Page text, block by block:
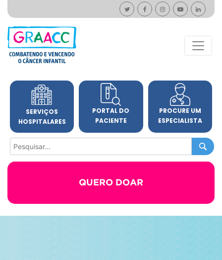
SERVIÇOS
HOSPITALARES
PORTAL DO
PACIENTE
PROCURE UM
ESPECIALISTA
QUERO DOAR